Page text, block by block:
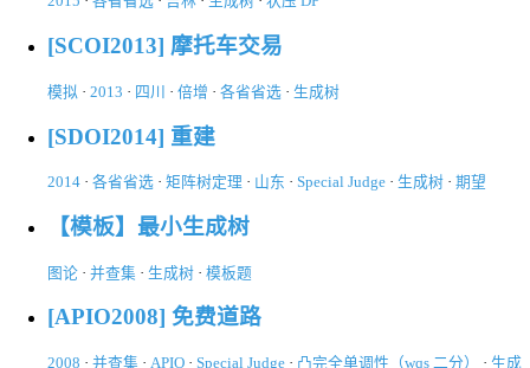
[SCOI2013] 摩托车交易
模拟 · 2013 · 四川 · 倍增 · 各省省选 · 生成树
[SDOI2014] 重建
2014 · 各省省选 · 矩阵树定理 · 山东 · Special Judge · 生成树 · 期望
【模板】最小生成树
图论 · 并查集 · 生成树 · 模板题
[APIO2008] 免费道路
2008 · 并查集 · APIO · Special Judge · 凸完全单调性（wqs 二分） · 生成